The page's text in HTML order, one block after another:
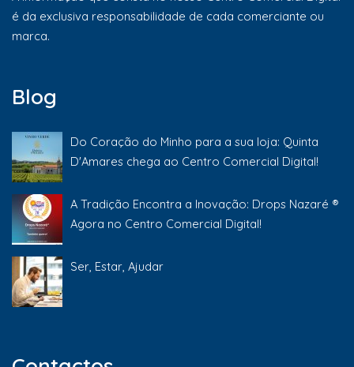
é da exclusiva responsabilidade de cada comerciante ou
marca.
Blog
Do Coração do Minho para a sua loja: Quinta
D'Amares chega ao Centro Comercial Digital!
A Tradição Encontra a Inovação: Drops Nazaré ®
Agora no Centro Comercial Digital!
Ser, Estar, Ajudar